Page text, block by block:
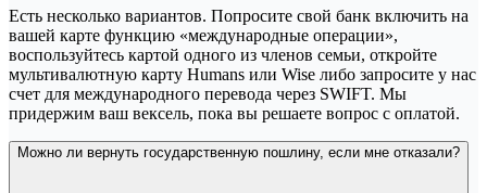
Есть несколько вариантов. Попросите свой банк включить на
вашей карте функцию «международные операции»,
воспользуйтесь картой одного из членов семьи, откройте
мультивалютную карту Humans или Wise либо запросите у нас
счет для международного перевода через SWIFT. Мы
придержим ваш вексель, пока вы решаете вопрос с оплатой.
Можно ли вернуть государственную пошлину, если мне отказали?